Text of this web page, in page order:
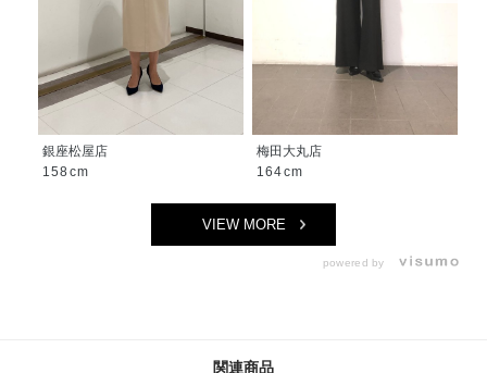
銀座松屋店
158cm
梅田大丸店
164cm
VIEW MORE
powered by
関連商品